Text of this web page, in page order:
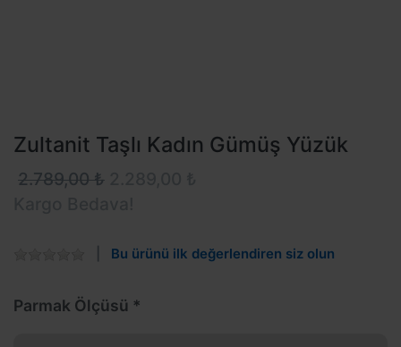
Zultanit Taşlı Kadın Gümüş Yüzük
2.789,00 ₺
Bu ürünü ilk değerlendiren siz olun
Parmak Ölçüsü